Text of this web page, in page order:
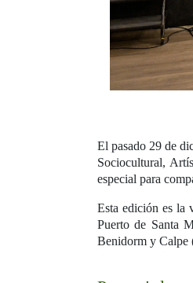
El pasado 29 de
Sociocultural,
especial para
Esta edición es la
Puerto de Santa
Benidorm y Calpe